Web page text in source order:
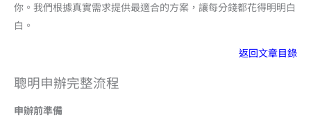
你。我們根據真實需求提供最適合的方案，讓每分錢都花得明明白
白。
返回文章目錄
聰明申辦完整流程
申辦前準備